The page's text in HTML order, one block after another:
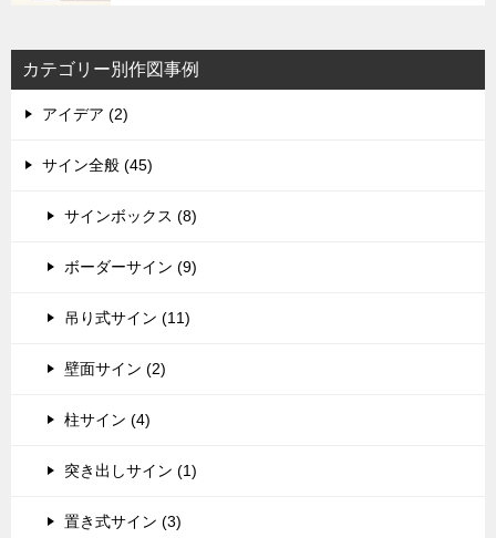
カテゴリー別作図事例
アイデア (2)
サイン全般 (45)
サインボックス (8)
ボーダーサイン (9)
吊り式サイン (11)
壁面サイン (2)
柱サイン (4)
突き出しサイン (1)
置き式サイン (3)